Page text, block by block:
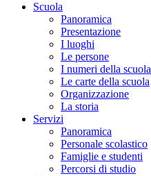
Scuola
Panoramica
Presentazione
I luoghi
Le persone
I numeri della scuola
Le carte della scuola
Organizzazione
La storia
Servizi
Panoramica
Personale scolastico
Famiglie e studenti
Percorsi di studio